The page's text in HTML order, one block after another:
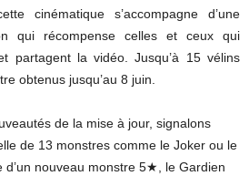
cinématique s’accompagne d’une
qui récompense celles et ceux qui
partagent la vidéo. Jusqu’à 15 vélins
obtenus jusqu’au 8 juin.
de la mise à jour, signalons
de 13 monstres comme le Joker ou le
d’un nouveau monstre 5★, le Gardien